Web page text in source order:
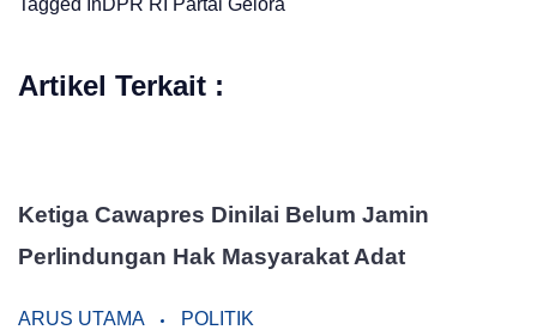
Artikel Terkait :
Ketiga Cawapres Dinilai Belum Jamin
Perlindungan Hak Masyarakat Adat
ARUS UTAMA POLITIK